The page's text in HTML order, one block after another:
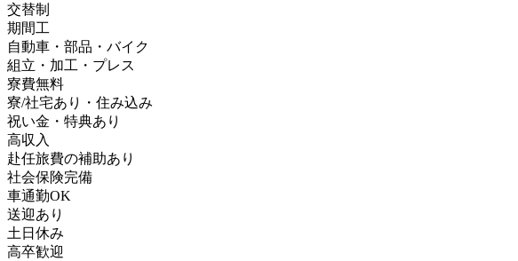
交替制
期間工
自動車・部品・バイク
組立・加工・プレス
寮費無料
寮/社宅あり・住み込み
祝い金・特典あり
高収入
赴任旅費の補助あり
社会保険完備
車通勤OK
送迎あり
土日休み
高卒歓迎